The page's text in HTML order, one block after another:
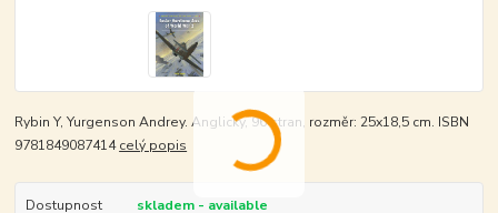
Rybin Y, Yurgenson Andrey. Anglicky, 96 stran, rozměr: 25x18,5 cm. ISBN
9781849087414celý popis
Dostupnost skladem - available